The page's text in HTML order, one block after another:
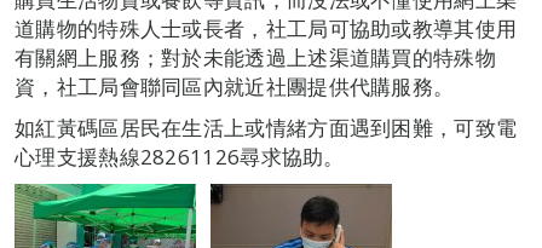
道購物的特殊人士或長者，社工局可協助或教導其使用
有關網上服務；對於未能透過上述渠道購買的特殊物
資，社工局會聯同區內就近社團提供代購服務。
如紅黃碼區居民在生活上或情緒方面遇到困難，可致電
心理支援熱線28261126尋求協助。